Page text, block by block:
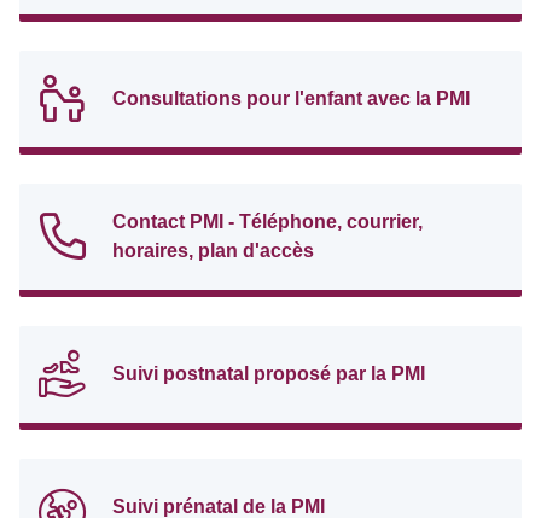
Consultations pour l'enfant avec la PMI
Contact PMI - Téléphone, courrier,
horaires, plan d'accès
Suivi postnatal proposé par la PMI
Suivi prénatal de la PMI